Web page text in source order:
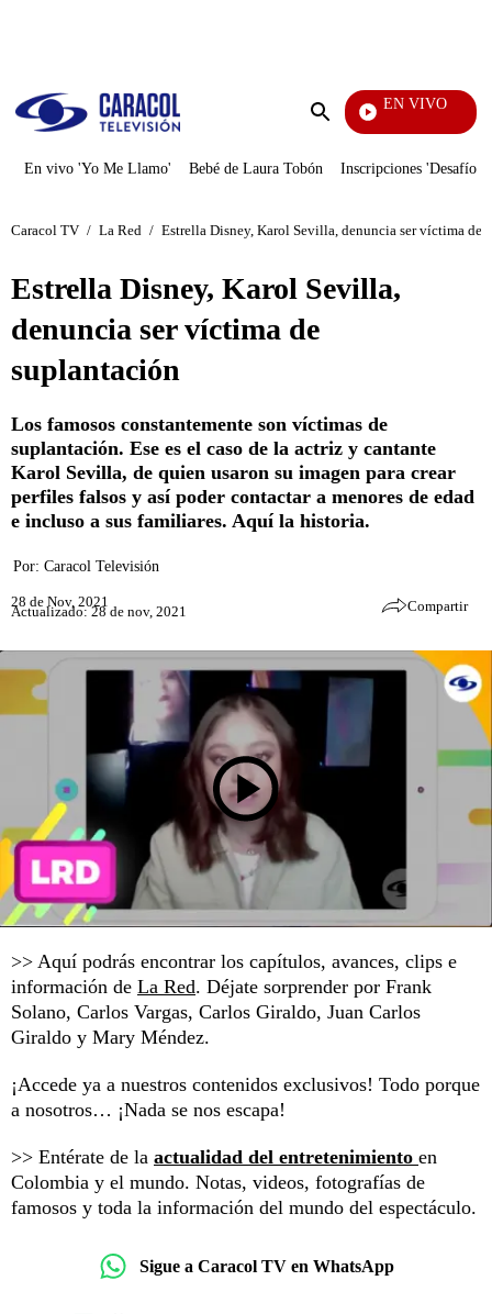
Enviar
EN VIVO
Yo Me
En vivo 'Yo Me Llamo' Bebé de Laura Tobón Inscripciones 'Desafío'
Caracol TV / La Red / Estrella Disney, Karol Sevilla, denuncia ser víctima de
Estrella Disney, Karol Sevilla,
denuncia ser víctima de
suplantación
Los famosos constantemente son víctimas de
suplantación. Ese es el caso de la actriz y cantante
Karol Sevilla, de quien usaron su imagen para crear
perfiles falsos y así poder contactar a menores de edad
e incluso a sus familiares. Aquí la historia.
Por: Caracol Televisión
28 de Nov, 2021
Actualizado: 28 de nov, 2021 Compartir
>> Aquí podrás encontrar los capítulos, avances, clips e
información de La Red. Déjate sorprender por Frank
Solano, Carlos Vargas, Carlos Giraldo, Juan Carlos
Giraldo y Mary Méndez.
¡Accede ya a nuestros contenidos exclusivos! Todo porque
a nosotros… ¡Nada se nos escapa!
>> Entérate de la actualidad del entretenimiento en
Colombia y el mundo. Notas, videos, fotografías de
famosos y toda la información del mundo del espectáculo.
Sigue a Caracol TV en WhatsApp